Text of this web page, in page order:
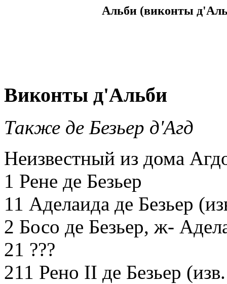
Альби (виконты
Виконты д'Альби
Также де Безьер д'Агд
Неизвестный из дома
1 Рене де Безьер
11 Аделаида де Безьер
2 Босо де Безьер, ж-
21 ???
211 Рено II де Безьер